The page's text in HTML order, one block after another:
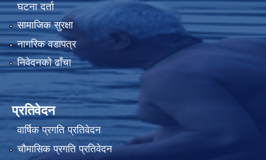
घटना दर्ता
सामाजिक सुरक्षा
नागरिक वडापत्र
निवेदनको ढाँचा
प्रतिवेदन
वार्षिक प्रगति प्रतिवेदन
चौमासिक प्रगति प्रतिवेदन